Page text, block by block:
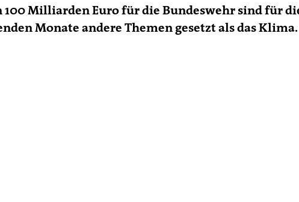
100 Milliarden Euro für die Bundeswehr sind für
Monate andere Themen gesetzt als das Klima.